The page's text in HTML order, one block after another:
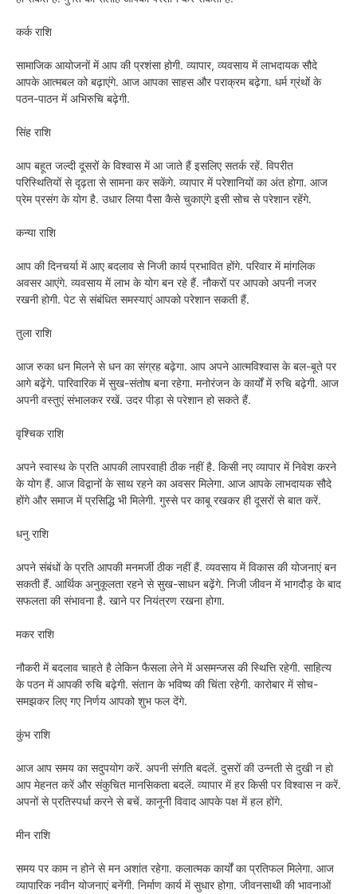
कर्क राशि
सामाजिक आयोजनों में आप की प्रशंसा होगी. व्यापार, व्यवसाय में लाभदायक सौदे
आपके आत्मबल को बढ़ाएंगे. आज आपका साहस और पराक्रम बढ़ेगा. धर्म ग्रंथों के
पठन-पाठन में अभिरुचि बढ़ेगी.
सिंह राशि
आप बहूत जल्दी दूसरों के विश्वास में आ जाते हैं इसलिए सतर्क रहें. विपरीत
परिस्थितियों से दृढ़ता से सामना कर सकेंगे. व्यापार में परेशानियों का अंत होगा. आज
प्रेम प्रसंग के योग है. उधार लिया पैसा कैसे चुकाएंगे इसी सोच से परेशान रहेंगे.
कन्या राशि
आप की दिनचर्या में आए बदलाव से निजी कार्य प्रभावित होंगे. परिवार में मांगलिक
अवसर आएंगे. व्यवसाय में लाभ के योग बन रहे हैं. नौकरों पर आपको अपनी नजर
रखनी होगी. पेट से संबंधित समस्याएं आपको परेशान सकती हैं.
तुला राशि
आज रुका धन मिलने से धन का संग्रह बढ़ेगा. आप अपने आत्मविश्वास के बल-बूते पर
आगे बढ़ेंगे. पारिवारिक में सुख-संतोष बना रहेगा. मनोरंजन के कार्यों में रुचि बढ़ेगी. आज
अपनी वस्तुएं संभालकर रखें. उदर पीड़ा से परेशान हो सकते हैं.
वृश्चिक राशि
अपने स्वास्थ के प्रति आपकी लापरवाही ठीक नहीं है. किसी नए व्यापार में निवेश करने
के योग हैं. आज विद्वानों के साथ रहने का अवसर मिलेगा. आज आपके लाभदायक सौदे
होंगे और समाज में प्रसिद्धि भी मिलेगी. गुस्से पर काबू रखकर ही दूसरों से बात करें.
धनु राशि
अपने संबंधों के प्रति आपकी मनमर्जी ठीक नहीं हैं. व्यवसाय में विकास की योजनाएं बन
सकती हैं. आर्थिक अनुकूलता रहने से सुख-साधन बढ़ेंगे. निजी जीवन में भागदौड़ के बाद
सफलता की संभावना है. खाने पर नियंत्रण रखना होगा.
मकर राशि
नौकरी में बदलाव चाहते है लेकिन फैसला लेने में असमन्जस की स्थित्ति रहेगी. साहित्य
के पठन में आपकी रुचि बढ़ेगी. संतान के भविष्य की चिंता रहेगी. कारोबार में सोच-
समझकर लिए गए निर्णय आपको शुभ फल देंगे.
कुंभ राशि
आज आप समय का सदुपयोग करें. अपनी संगति बदलें. दुसरों की उन्नती से दुखी न हो
आप मेहनत करें और संकुचित मानसिकता बदलें. व्यापार में हर किसी पर विश्वास न करें.
अपनों से प्रतिस्पर्धा करने से बचें. कानूनी विवाद आपके पक्ष में हल होंगे.
मीन राशि
समय पर काम न होने से मन अशांत रहेगा. कलात्मक कार्यों का प्रतिफल मिलेगा. आज
व्यापारिक नवीन योजनाएं बनेंगी. निर्माण कार्य में सुधार होगा. जीवनसाथी की भावनाओं